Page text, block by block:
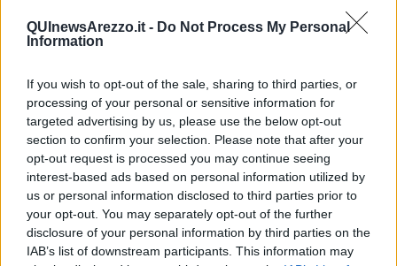
QUInewsArezzo.it - Do Not Process My Personal
Information
If you wish to opt-out of the sale, sharing to third parties, or
processing of your personal or sensitive information for
targeted advertising by us, please use the below opt-out
section to confirm your selection. Please note that after your
opt-out request is processed you may continue seeing
interest-based ads based on personal information utilized by
us or personal information disclosed to third parties prior to
your opt-out. You may separately opt-out of the further
disclosure of your personal information by third parties on the
IAB’s list of downstream participants. This information may
AREZZO —Gli infermieri, ancora una volta al servizio dei cittadini.
L'Opi, infatti, apre la sua sede di via Marco Perennio per
permettere, a chiunque lo desideri, di stampare materialmente il
Green Pass.
“Abbiamo deciso – spiega il presidente Giovanni Grasso– di
aprire la nostra sede a chi ha bisogno di aiuto per stampare
materialmente il Green Pass nei giorni nei quali la certificazione
diventa obbligatoria per certe attività”.